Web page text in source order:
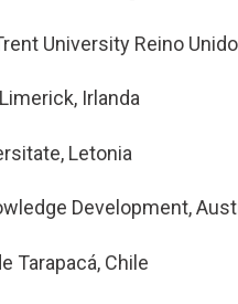
University Reino Unido
Irlanda
Letonia
Development,
Tarapacá, Chile